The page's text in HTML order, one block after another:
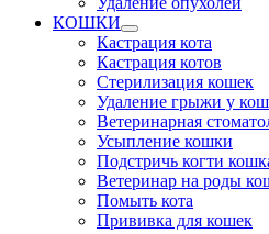
КОШКИ
Кастрация кота
Кастрация котов
Стерилизация кошек
Удаление грыжи у
Ветеринарная
Усыпление кошки
Подстричь когти
Ветеринар на роды
Помыть кота
Прививка для кошек